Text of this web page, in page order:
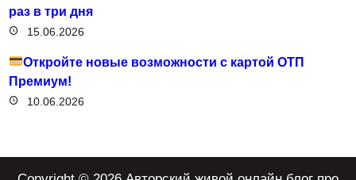
раз в три дня
15.06.2026
Откройте новые возможности с картой ОТП
Премиум!
10.06.2026